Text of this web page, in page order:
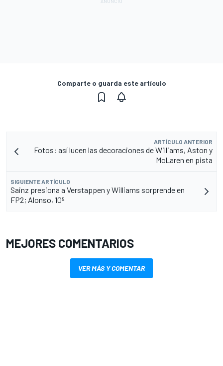
Comparte o guarda este artículo
ARTÍCULO ANTERIOR
Fotos: así lucen las decoraciones de Williams, Aston y
McLaren en pista
SIGUIENTE ARTÍCULO
Sainz presiona a Verstappen y Williams sorprende en
FP2; Alonso, 10º
MEJORES COMENTARIOS
VER MÁS Y COMENTAR